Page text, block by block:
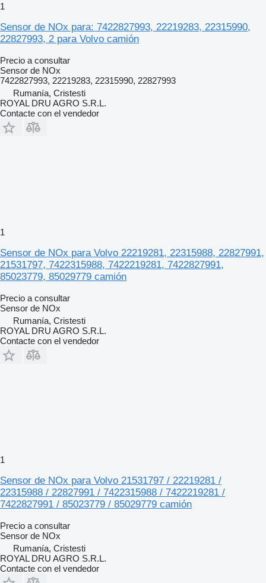
1
Sensor de NOx para: 7422827993, 22219283, 22315990,
22827993, 2 para Volvo camión
Precio a consultar
Sensor de NOx
7422827993, 22219283, 22315990, 22827993
Rumanía, Cristesti
ROYAL DRU AGRO S.R.L.
Contacte con el vendedor
1
Sensor de NOx para Volvo 22219281, 22315988, 22827991,
21531797, 7422315988, 7422219281, 7422827991,
85023779, 85029779 camión
Precio a consultar
Sensor de NOx
Rumanía, Cristesti
ROYAL DRU AGRO S.R.L.
Contacte con el vendedor
1
Sensor de NOx para Volvo 21531797 / 22219281 /
22315988 / 22827991 / 7422315988 / 7422219281 /
7422827991 / 85023779 / 85029779 camión
Precio a consultar
Sensor de NOx
Rumanía, Cristesti
ROYAL DRU AGRO S.R.L.
Contacte con el vendedor